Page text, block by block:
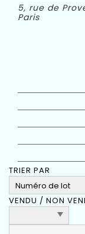
5, rue de
Paris
TRIER PAR
VENDU / NON